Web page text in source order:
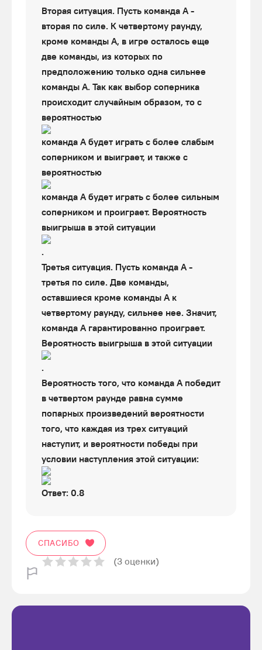
Вторая ситуация. Пусть команда А -
вторая по силе. К четвертому раунду,
кроме команды А, в игре осталось еще
две команды, из которых по
предположению только одна сильнее
команды А. Так как выбор соперника
происходит случайным образом, то с
вероятностью
команда А будет играть с более слабым
соперником и выиграет, и также с
вероятностью
команда А будет играть с более сильным
соперником и проиграет. Вероятность
выигрыша в этой ситуации
.
Третья ситуация. Пусть команда А -
третья по силе. Две команды,
оставшиеся кроме команды А к
четвертому раунду, сильнее нее. Значит,
команда А гарантированно проиграет.
Вероятность выигрыша в этой ситуации
.
Вероятность того, что команда А победит
в четвертом раунде равна сумме
попарных произведений вероятности
того, что каждая из трех ситуаций
наступит, и вероятности победы при
условии наступления этой ситуации:
Ответ: 0.8
СПАСИБО
(3 оценки)